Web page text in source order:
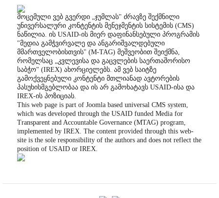
მოცემული ვებ გვერდი „ჯუმლას" ძრავზე შექმნილი
უნივერსალური კონტენტის მენეჯმენტის სისტემის (CMS)
ნაწილია. ის USAID-ის მიერ დაფინანსებული პროგრამის
"მედია გამჭვირვალე და ანგარიშვალდებული
მმართველობისთვის" (M-TAG) მეშვეობით შეიქმნა,
რომელსაც „კვლევისა და გაცვლების საერთაშორისო
საბჭო" (IREX) ახორციელებს. ამ ვებ საიტზე
გამოქვეყნებული კონტენტი მთლიანად ავტორების
პასუხისმგებლობაა და ის არ გამოხატავს USAID-ისა და
IREX-ის პოზიციას.
This web page is part of Joomla based universal CMS system,
which was developed through the USAID funded Media for
Transparent and Accountable Governance (MTAG) program,
implemented by IREX. The content provided through this web-
site is the sole responsibility of the authors and does not reflect the
position of USAID or IREX.